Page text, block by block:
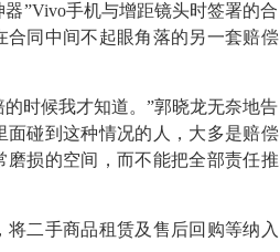
”Vivo手机与增距镜头时签署的合
合同中间不起眼角落的另一套赔偿
时候我才知道。”郭晓龙无奈地告
碰到这种情况的人，大多是赔偿
磨损的空间，而不能把全部责任推
二手商品租赁及售后回购等纳入